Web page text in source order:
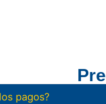
pagos?